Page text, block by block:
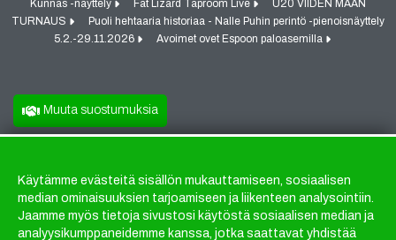
Kunnas -näyttely
Fat Lizard Taproom Live
U20 VIIDEN MAAN
TURNAUS
Puoli hehtaaria historiaa - Nalle Puhin perintö -pienoisnäyttely
5.2.-29.11.2026
Avoimet ovet Espoon paloasemilla
Muuta suostumuksia
Evästeet
Käytämme evästeitä sisällön mukauttamiseen, sosiaalisen
median ominaisuuksien tarjoamiseen ja liikenteen analysointiin.
Jaamme myös tietoja sivustosi käytöstä sosiaalisen median ja
analyysikumppaneidemme kanssa, jotka saattavat yhdistää